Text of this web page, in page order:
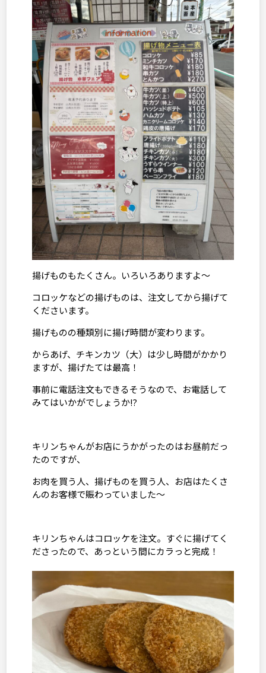
揚げものもたくさん。いろいろありますよ～
コロッケなどの揚げものは、注文してから揚げて
くださいます。
揚げものの種類別に揚げ時間が変わります。
からあげ、チキンカツ（大）は少し時間がかかり
ますが、揚げたては最高！
事前に電話注文もできるそうなので、お電話して
みてはいかがでしょうか⁉
キリンちゃんがお店にうかがったのはお昼前だっ
たのですが、
お肉を買う人、揚げものを買う人、お店はたくさ
んのお客様で賑わっていました～
キリンちゃんはコロッケを注文。すぐに揚げてく
ださったので、あっという間にカラっと完成！